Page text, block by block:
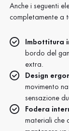
Anche i seguenti
completamente a
Imbottitura
bordo del
extra.
Design
movimento
sensazione
Fodera
materiali che